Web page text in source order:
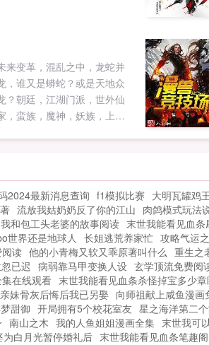
来变革，混乱之中，龙蛇并
，谁又是蟒蛇？或是天地众
？朝廷，江湖门派，世外仙
，蛮族，魔神，妖族，上古
2024最新消息查询 f1模拟比赛 大明瓦罐鸡
流放我姑奶奶反了你的江山 肉鸽模式玩法
我和包工头老婆的故事阅读 末世我能看见血条
世界还是地球人 长姐逃荒养家忙 攻略气运
读 他的小青梅又软又乖原著叫什么 重生之
已迟 病弱靠马甲变换人设 玄学顶流免费阅
在线观看 末世我能看见血条杀怪掉宝多少
妹骨灰后悔后我已另娶 向师祖献上咸鱼漫画
甜御 开局拥有5个校花室友 星之海洋第二
南山之木 我的人鱼姐姐漫画全集 末世我可
为白月光暂停婚礼后 末世我能看见血条笔趣阁